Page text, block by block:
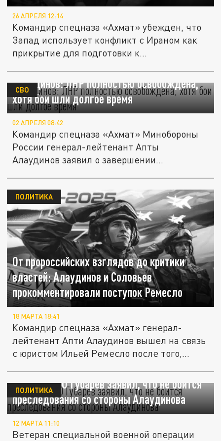
26 АПРЕЛЯ 12:14
Командир спецназа «Ахмат» убежден, что
Запад использует конфликт с Ираном как
прикрытие для подготовки к...
Алаудинов: ЛНР полностью освобождена,
хотя бои шли долгое время
СВО
02 АПРЕЛЯ 08:42
Командир спецназа «Ахмат» Минобороны
России генерал-лейтенант Апты
Алаудинов заявил о завершении
От пророссийских взглядов до критики
властей: Алаудинов и Соловьев
прокомментировали поступок Ремесло
ПОЛИТИКА
18 МАРТА 18:41
Командир спецназа «Ахмат» генерал-
лейтенант Апти Алаудинов вышел на связь
с юристом Ильей Ремесло после того,...
Ветеран СВО Губарев заявил, что не боится
преследования со стороны Алаудинова
ПОЛИТИКА
12 МАРТА 11:10
Ветеран специальной военной операции